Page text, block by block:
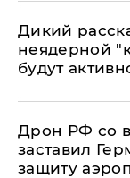
Дикий
неядерной
будут
​Дрон РФ со
заставил
защиту